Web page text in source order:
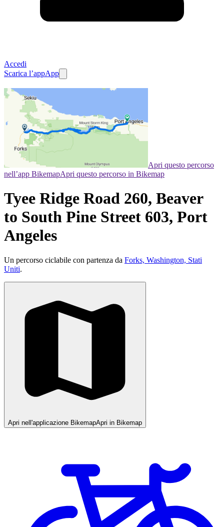
Accedi
Scarica l’appApp
Apri questo percorso
nell’app BikemapApri questo percorso in Bikemap
Tyee Ridge Road 260, Beaver
to South Pine Street 603, Port
Angeles
Un percorso ciclabile con partenza da Forks, Washington, Stati
Uniti.
Apri nell'applicazione BikemapApri in Bikemap